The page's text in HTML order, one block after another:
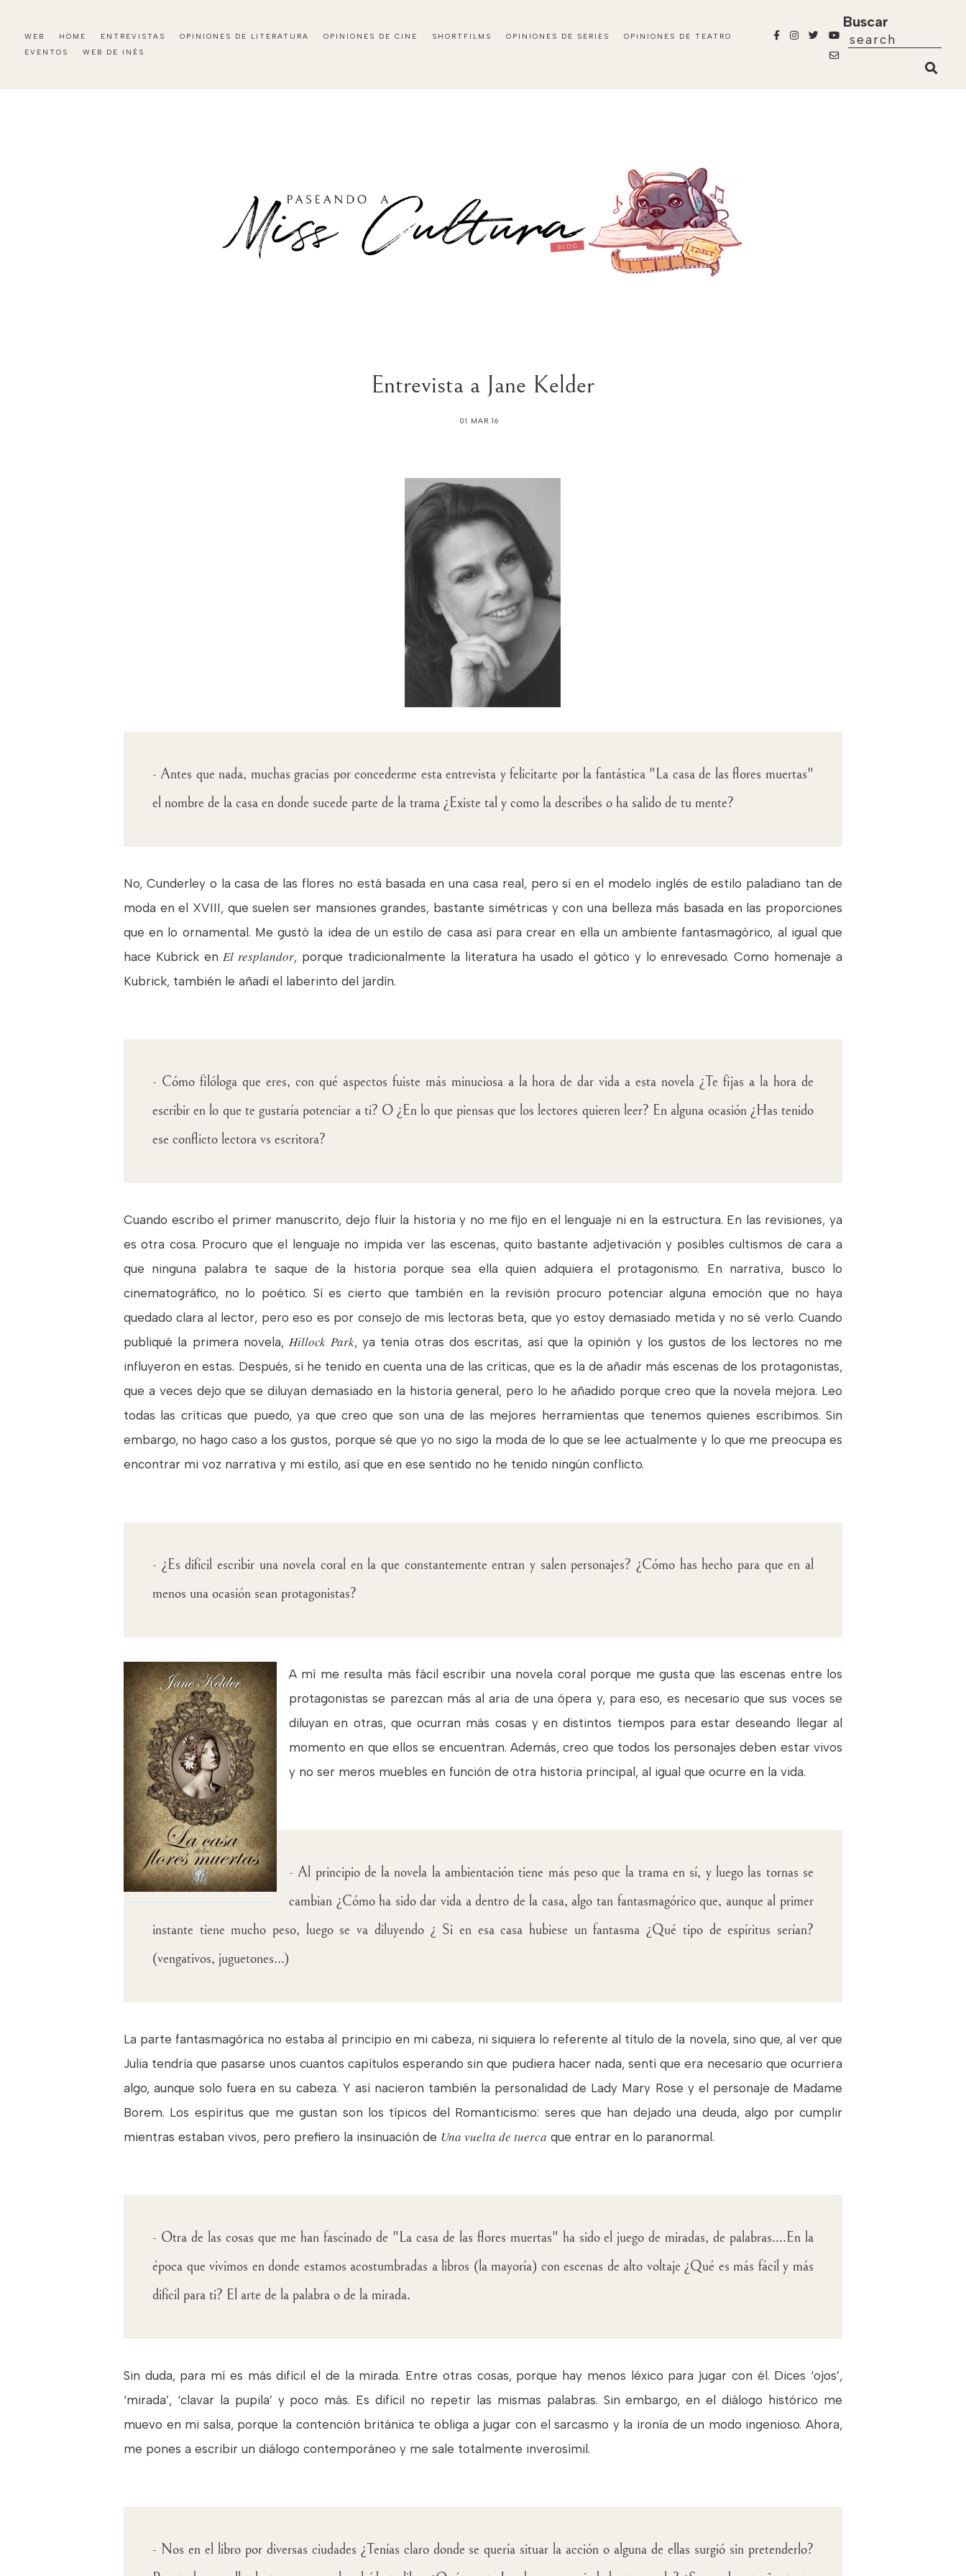
WEB HOME ENTREVISTAS OPINIONES DE LITERATURA OPINIONES DE CINE SHORTFILMS OPINIONES DE SERIES
OPINIONES DE TEATRO
EVENTOS
WEB DE INÉS
Buscar
Entrevista a Jane Kelder
01 MAR 16
- Antes que nada, muchas gracias por concederme esta entrevista y felicitarte por la fantástica "La casa de las flores muertas"
el nombre de la casa en donde sucede parte de la trama ¿Existe tal y como la describes o ha salido de tu mente?
No, Cunderley o la casa de las flores no está basada en una casa real, pero sí en el modelo inglés de estilo paladiano tan de
moda en el XVIII, que suelen ser mansiones grandes, bastante simétricas y con una belleza más basada en las proporciones
que en lo ornamental. Me gustó la idea de un estilo de casa así para crear en ella un ambiente fantasmagórico, al igual que
hace Kubrick en El resplandor, porque tradicionalmente la literatura ha usado el gótico y lo enrevesado. Como homenaje a
Kubrick, también le añadí el laberinto del jardín.
- Cómo filóloga que eres, con qué aspectos fuiste más minuciosa a la hora de dar vida a esta novela ¿Te fijas a la hora de
escribir en lo que te gustaría potenciar a ti? O ¿En lo que piensas que los lectores quieren leer? En alguna ocasión ¿Has tenido
ese conflicto lectora vs escritora?
Cuando escribo el primer manuscrito, dejo fluir la historia y no me fijo en el lenguaje ni en la estructura. En las revisiones, ya
es otra cosa. Procuro que el lenguaje no impida ver las escenas, quito bastante adjetivación y posibles cultismos de cara a
que ninguna palabra te saque de la historia porque sea ella quien adquiera el protagonismo. En narrativa, busco lo
cinematográfico, no lo poético. Sí es cierto que también en la revisión procuro potenciar alguna emoción que no haya
quedado clara al lector, pero eso es por consejo de mis lectoras beta, que yo estoy demasiado metida y no sé verlo. Cuando
publiqué la primera novela, Hillock Park, ya tenía otras dos escritas, así que la opinión y los gustos de los lectores no me
influyeron en estas. Después, sí he tenido en cuenta una de las críticas, que es la de añadir más escenas de los protagonistas,
que a veces dejo que se diluyan demasiado en la historia general, pero lo he añadido porque creo que la novela mejora. Leo
todas las críticas que puedo, ya que creo que son una de las mejores herramientas que tenemos quienes escribimos. Sin
embargo, no hago caso a los gustos, porque sé que yo no sigo la moda de lo que se lee actualmente y lo que me preocupa es
encontrar mi voz narrativa y mi estilo, así que en ese sentido no he tenido ningún conflicto.
- ¿Es difícil escribir una novela coral en la que constantemente entran y salen personajes? ¿Cómo has hecho para que en al
menos una ocasión sean protagonistas?
A mí me resulta más fácil escribir una novela coral porque me gusta que las escenas entre los
protagonistas se parezcan más al aria de una ópera y, para eso, es necesario que sus voces se
diluyan en otras, que ocurran más cosas y en distintos tiempos para estar deseando llegar al
momento en que ellos se encuentran. Además, creo que todos los personajes deben estar vivos
y no ser meros muebles en función de otra historia principal, al igual que ocurre en la vida.
- Al principio de la novela la ambientación tiene más peso que la trama en sí, y luego las tornas se
cambian ¿Cómo ha sido dar vida a dentro de la casa, algo tan fantasmagórico que, aunque al primer
instante tiene mucho peso, luego se va diluyendo ¿ Si en esa casa hubiese un fantasma ¿Qué tipo de espíritus serían?
(vengativos, juguetones...)
La parte fantasmagórica no estaba al principio en mi cabeza, ni siquiera lo referente al título de la novela, sino que, al ver que
Julia tendría que pasarse unos cuantos capítulos esperando sin que pudiera hacer nada, sentí que era necesario que ocurriera
algo, aunque solo fuera en su cabeza. Y así nacieron también la personalidad de Lady Mary Rose y el personaje de Madame
Borem. Los espíritus que me gustan son los típicos del Romanticismo: seres que han dejado una deuda, algo por cumplir
mientras estaban vivos, pero prefiero la insinuación de Una vuelta de tuerca que entrar en lo paranormal.
- Otra de las cosas que me han fascinado de "La casa de las flores muertas" ha sido el juego de miradas, de palabras....En la
época que vivimos en donde estamos acostumbradas a libros (la mayoría) con escenas de alto voltaje ¿Qué es más fácil y más
difícil para ti? El arte de la palabra o de la mirada.
Sin duda, para mí es más difícil el de la mirada. Entre otras cosas, porque hay menos léxico para jugar con él. Dices ‘ojos’,
‘mirada’, ‘clavar la pupila’ y poco más. Es difícil no repetir las mismas palabras. Sin embargo, en el diálogo histórico me
muevo en mi salsa, porque la contención británica te obliga a jugar con el sarcasmo y la ironía de un modo ingenioso. Ahora,
me pones a escribir un diálogo contemporáneo y me sale totalmente inverosímil.
- Nos en el libro por diversas ciudades ¿Tenías claro donde se quería situar la acción o alguna de ellas surgió sin pretenderlo?